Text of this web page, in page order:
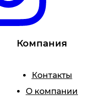
Компания
Контакты
О компании